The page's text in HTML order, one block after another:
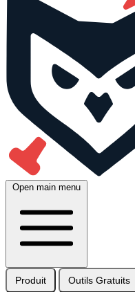
Open main menu
Produit Outils Gratuits